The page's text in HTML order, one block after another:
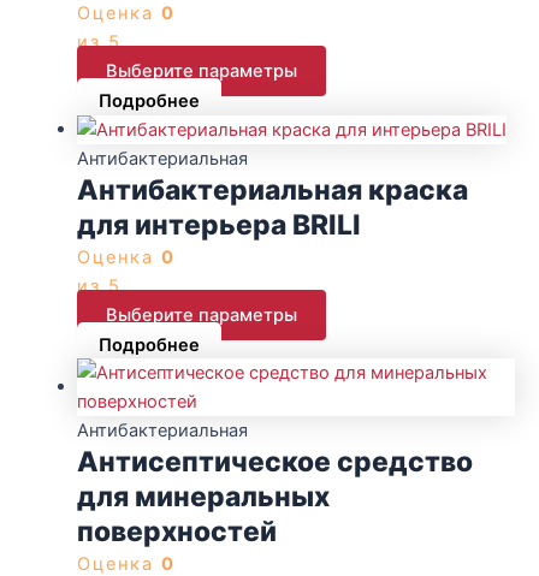
Оценка 0
из 5
Выберите параметры
Подробнее
Антибактериальная
Антибактериальная краска
для интерьера BRILI
Оценка 0
из 5
Выберите параметры
Подробнее
Антибактериальная
Антисептическое средство
для минеральных
поверхностей
Оценка 0